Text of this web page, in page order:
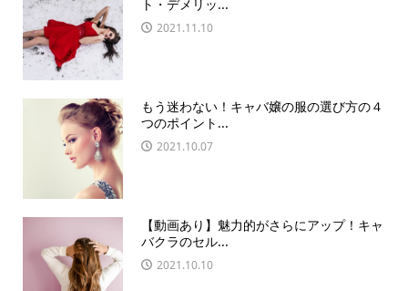
ト・デメリッ...
2021.11.10
もう迷わない！キャバ嬢の服の選び方の４
つのポイント...
2021.10.07
【動画あり】魅力的がさらにアップ！キャ
バクラのセル...
2021.10.10